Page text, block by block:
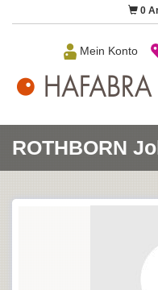
0
Mein Konto
ROTHBORN